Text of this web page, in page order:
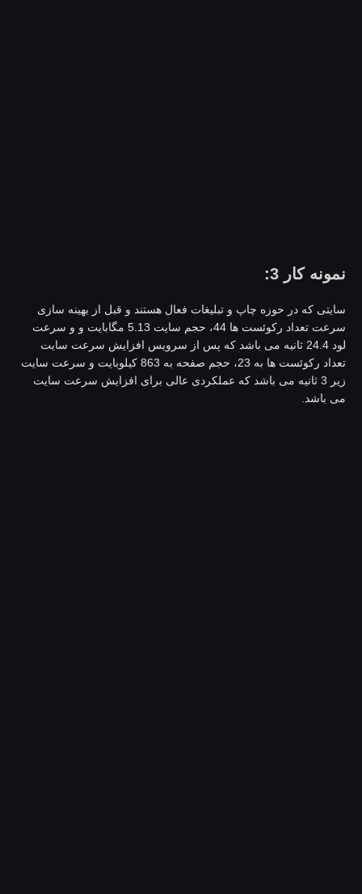
کار 3:
که در حوزه چاپ و تبلیغات فعال هستند و قبل از بهینه سازی
سرعت تعداد رکوئست ها 44، حجم سایت 5.13 مگابایت و و سرعت
لود 24.4 ثانیه می باشد که پس از سرویس افزایش سرعت سایت
تعداد رکوئست ها به 23، حجم صفحه به 863 کیلوبایت و سرعت سایت
زیر 3 ثانیه می باشد که عملکردی عالی برای افزایش سرعت سایت
باشد.